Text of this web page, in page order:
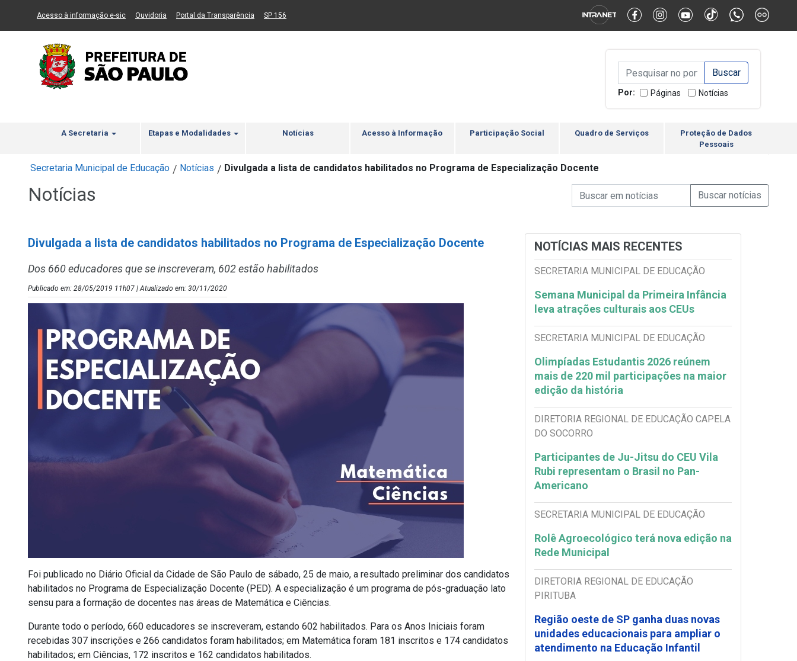
Ir ao Conteúdo Ir para menu principal 2 Ir para busca Ir para rodapé Alternar Alto Contraste Alternar Tamanho da Fonte
Acesso à informação e-sic(Link para um novo sítio)
Ouvidoria (Link para um novo sítio)
Portal da Transparência (Link para um novo sítio)
SP 156
Campo de Busca de
Campo de Busca de informaçõesEnviar a Busca
Por: Páginas Notícias
A Secretaria Etapas e Modalidades Notícias Acesso à Informação Participação Social Quadro de Serviços
Proteção de Dados
Pessoais
Secretaria Municipal de Educação / Notícias / Divulgada a lista de candidatos habilitados no Programa de Especialização Docente
Notícias Campo de Busca de Notícias
Campo de Busca de informaçõesEnviar a Busca de
Divulgada a lista de candidatos habilitados no Programa de Especialização Docente
Dos 660 educadores que se inscreveram, 602 estão habilitados
Publicado em: 28/05/2019 11h07 | Atualizado em: 30/11/2020
Foi publicado no Diário Oficial da Cidade de São Paulo de sábado, 25 de maio, a resultado preliminar dos candidatos
habilitados no Programa de Especialização Docente (PED). A especialização é um programa de pós-graduação lato
sensu para a formação de docentes nas áreas de Matemática e Ciências.
Durante todo o período, 660 educadores se inscreveram, estando 602 habilitados. Para os Anos Iniciais foram
recebidas 307 inscrições e 266 candidatos foram habilitados; em Matemática foram 181 inscritos e 174 candidatos
habilitados; em Ciências, 172 inscritos e 162 candidatos habilitados.
NOTÍCIAS MAIS RECENTES
SECRETARIA MUNICIPAL DE EDUCAÇÃO
Semana Municipal da Primeira Infância
leva atrações culturais aos CEUs
SECRETARIA MUNICIPAL DE EDUCAÇÃO
Olimpíadas Estudantis 2026 reúnem
mais de 220 mil participações na maior
edição da história
DIRETORIA REGIONAL DE EDUCAÇÃO CAPELA
DO SOCORRO
Participantes de Ju-Jitsu do CEU Vila
Rubi representam o Brasil no Pan-
Americano
SECRETARIA MUNICIPAL DE EDUCAÇÃO
Rolê Agroecológico terá nova edição na
Rede Municipal
DIRETORIA REGIONAL DE EDUCAÇÃO
PIRITUBA
Região oeste de SP ganha duas novas
unidades educacionais para ampliar o
atendimento na Educação Infantil